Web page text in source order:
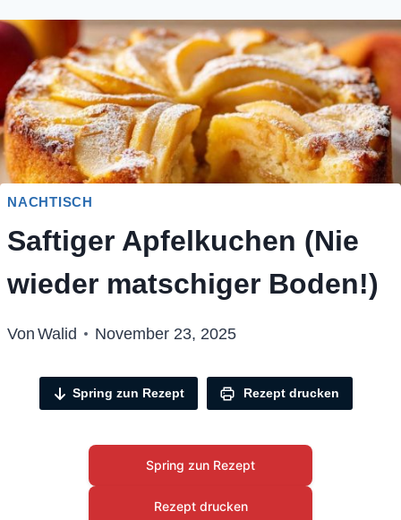
NACHTISCH
Saftiger Apfelkuchen (Nie
wieder matschiger Boden!)
Von Walid November 23, 2025
Spring zun Rezept Rezept drucken
Spring zun Rezept
Rezept drucken